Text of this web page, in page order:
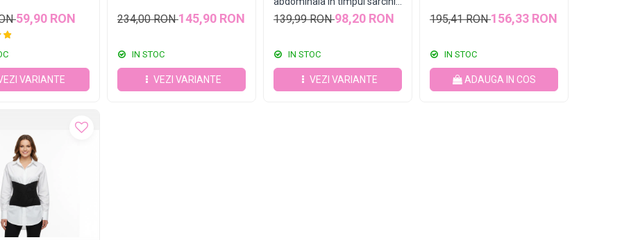
59,90 RON
VARIANTE
234,00 RON145,90 RON
IN STOC
VEZI VARIANTE
White
139,99 RON98,20 RON
IN STOC
VEZI VARIANTE
195,41 RON156,33 RON
IN STOC
ADAUGA IN COS